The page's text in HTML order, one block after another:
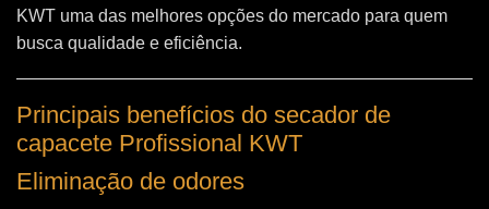
KWT uma das melhores opções do mercado para quem
busca qualidade e eficiência.
Principais benefícios do secador de
capacete Profissional KWT
Eliminação de odores